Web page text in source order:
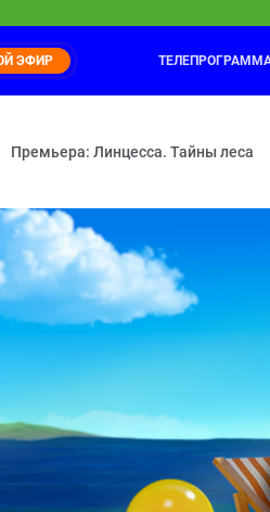
01:00
Ми-Ми-Мишки
Необитаемый
ЭФИР
Премьера: Линцесса. Тайны леса